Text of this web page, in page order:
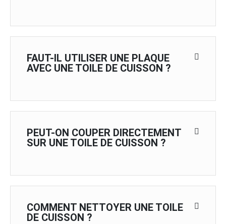
FAUT-IL UTILISER UNE PLAQUE
AVEC UNE TOILE DE CUISSON ?
PEUT-ON COUPER DIRECTEMENT
SUR UNE TOILE DE CUISSON ?
COMMENT NETTOYER UNE TOILE
DE CUISSON ?